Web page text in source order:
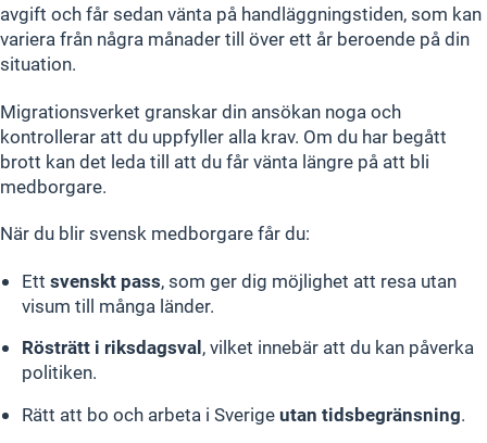
avgift och får sedan vänta på handläggningstiden, som kan
variera från några månader till över ett år beroende på din
situation.
Migrationsverket granskar din ansökan noga och
kontrollerar att du uppfyller alla krav. Om du har begått
brott kan det leda till att du får vänta längre på att bli
medborgare.
När du blir svensk medborgare får du:
Ett svenskt pass, som ger dig möjlighet att resa utan
visum till många länder.
Rösträtt i riksdagsval, vilket innebär att du kan påverka
politiken.
Rätt att bo och arbeta i Sverigeutan tidsbegränsning.